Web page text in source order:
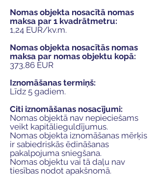
Nomas objekta nosacītā nomas
maksa par 1 kvadrātmetru:
1,24 EUR/kv.m.
Nomas objekta nosacītās nomas
maksa par nomas objektu kopā:
373,86 EUR
Iznomāšanas termiņš:
Līdz 5 gadiem.
Citi iznomāšanas nosacījumi:
Nomas objektā nav nepieciešams
veikt kapitālieguldījumus.
Nomas objekta iznomāšanas mērķis
ir sabiedriskās ēdināšanas
pakalpojuma sniegšana.
Nomas objektu vai tā daļu nav
tiesības nodot apakšnomā.